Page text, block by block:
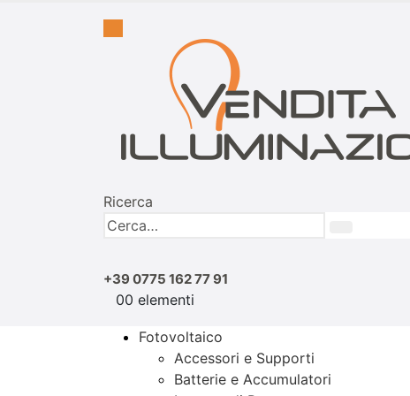
Ricerca
+39 0775 162 77 91
00 elementi
Fotovoltaico
Accessori e Supporti
Batterie e Accumulatori